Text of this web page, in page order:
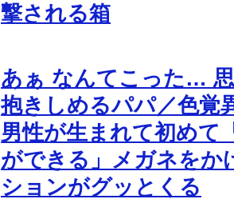
撃される箱
あぁ なんてこった…
抱きしめるパパ／色覚
男性が生まれて初めて
ができる」メガネをか
ションがグッとくる